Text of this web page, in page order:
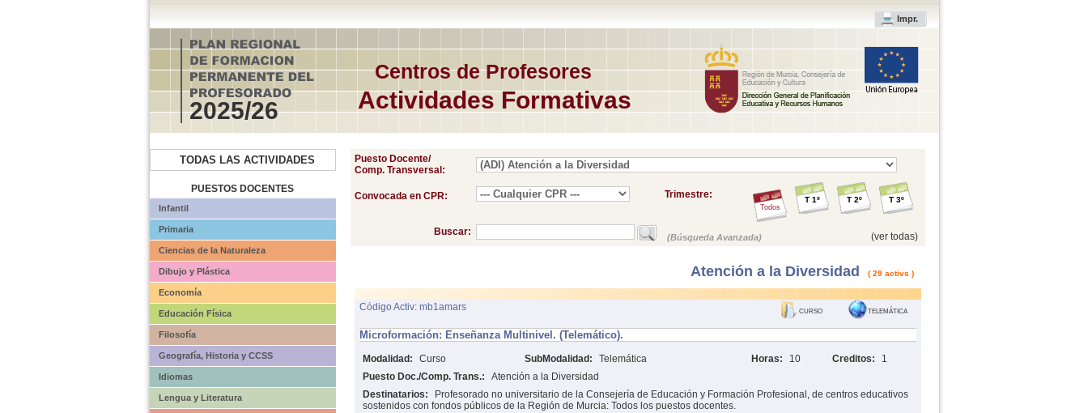
Impr.
Centros de Profesores
Actividades Formativas
2025/26
TODAS LAS ACTIVIDADES
PUESTOS DOCENTES
Infantil
Primaria
Ciencias de la Naturaleza
Dibujo y Plástica
Economía
Educación Física
Filosofía
Geografía, Historia y CCSS
Idiomas
Lengua y Literatura
Puesto Docente/
Comp. Transversal:
Convocada en CPR: T 3º
T 2º
T 1º
Todos
Trimestre:
Buscar: (Búsqueda Avanzada) (ver todas)
Atención a la Diversidad ( 29 activs )
Código Activ: mb1amars TELEMÁTICA
CURSO
Microformación: Enseñanza Multinivel. (Telemático).
Modalidad: Curso SubModalidad: Telemática Horas: 10 Creditos:
1
Puesto Doc./Comp. Trans.:
Atención a la Diversidad
Destinatarios:
Profesorado no universitario de la Consejería de Educación y Formación Profesional, de centros educativos
sostenidos con fondos públicos de la Región de Murcia: Todos los puestos docentes.